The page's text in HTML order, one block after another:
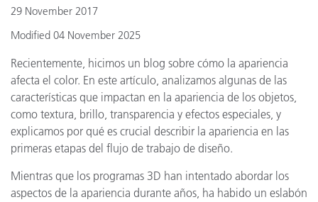
29 November 2017
Modified 04 November 2025
Recientemente, hicimos un blog sobre cómo la apariencia
afecta el color. En este artículo, analizamos algunas de las
características que impactan en la apariencia de los objetos,
como textura, brillo, transparencia y efectos especiales, y
explicamos por qué es crucial describir la apariencia en las
primeras etapas del flujo de trabajo de diseño.
Mientras que los programas 3D han intentado abordar los
aspectos de la apariencia durante años, ha habido un eslabón